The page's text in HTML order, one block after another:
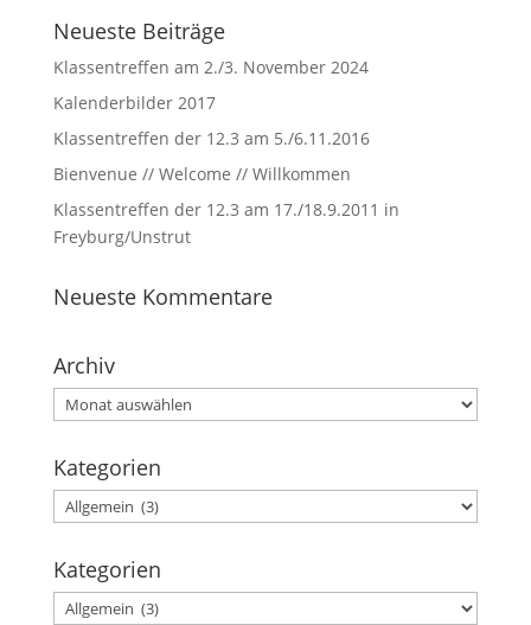
Neueste Beiträge
Klassentreffen am 2./3. November 2024
Kalenderbilder 2017
Klassentreffen der 12.3 am 5./6.11.2016
Bienvenue // Welcome // Willkommen
Klassentreffen der 12.3 am 17./18.9.2011 in
Freyburg/Unstrut
Neueste Kommentare
Archiv
Archiv
Kategorien
Kategorien
Kategorien
Kategorien